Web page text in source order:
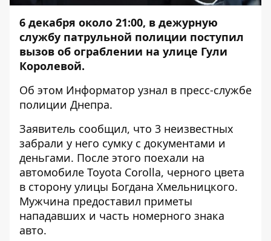
6 декабря около 21:00, в дежурную
службу патрульной полиции поступил
вызов об ограблении на улице Гули
Королевой.
Об этом Информатор узнал в пресс-службе
полиции Днепра.
Заявитель сообщил, что 3 неизвестных
забрали у него сумку с документами и
деньгами. После этого поехали на
автомобиле Toyota Corolla, черного цвета
в сторону улицы Богдана Хмельницкого.
Мужчина предоставил приметы
нападавших и часть номерного знака
авто.